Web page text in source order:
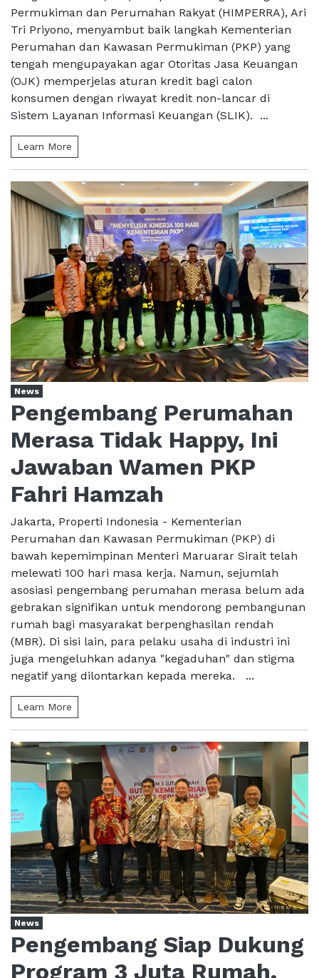
Permukiman dan Perumahan Rakyat (HIMPERRA), Ari
Tri Priyono, menyambut baik langkah Kementerian
Perumahan dan Kawasan Permukiman (PKP) yang
tengah mengupayakan agar Otoritas Jasa Keuangan
(OJK) memperjelas aturan kredit bagi calon
konsumen dengan riwayat kredit non-lancar di
Sistem Layanan Informasi Keuangan (SLIK). ...
Learn More
News
Pengembang Perumahan
Merasa Tidak Happy, Ini
Jawaban Wamen PKP
Fahri Hamzah
Jakarta, Properti Indonesia - Kementerian
Perumahan dan Kawasan Permukiman (PKP) di
bawah kepemimpinan Menteri Maruarar Sirait telah
melewati 100 hari masa kerja. Namun, sejumlah
asosiasi pengembang perumahan merasa belum ada
gebrakan signifikan untuk mendorong pembangunan
rumah bagi masyarakat berpenghasilan rendah
(MBR). Di sisi lain, para pelaku usaha di industri ini
juga mengeluhkan adanya "kegaduhan" dan stigma
negatif yang dilontarkan kepada mereka. ...
Learn More
News
Pengembang Siap Dukung
Program 3 Juta Rumah,